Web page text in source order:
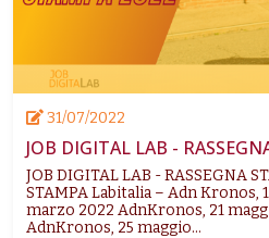
31/07/2022
JOB DIGITAL LAB -
JOB DIGITAL LAB - RASSEGNA
STAMPA Labitalia – Adn Kronos,
marzo 2022 AdnKronos, 21
AdnKronos, 25 maggio...